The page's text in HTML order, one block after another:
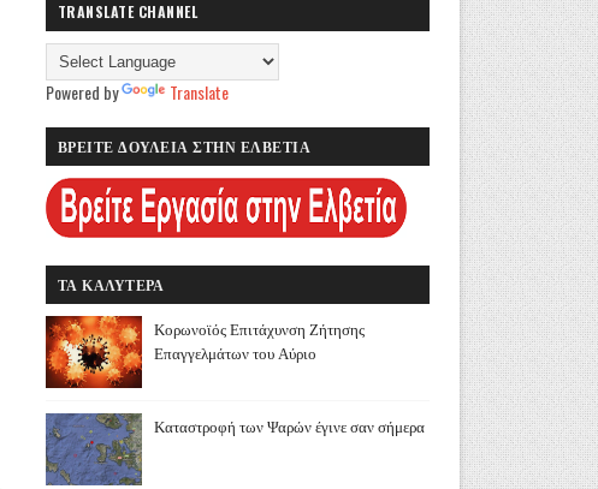
TRANSLATE CHANNEL
Powered by Translate
ΒΡΕΙΤΕ ΔΟΥΛΕΙΑ ΣΤΗΝ ΕΛΒΕΤΙΑ
ΤΑ ΚΑΛΥΤΕΡΑ
Κορωνοϊός Επιτάχυνση Ζήτησης
Επαγγελμάτων του Αύριο
Καταστροφή των Ψαρών έγινε σαν σήμερα